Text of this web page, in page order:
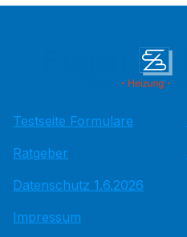
Testseite Formulare
Ratgeber
Datenschutz 1.6.2026
Impressum